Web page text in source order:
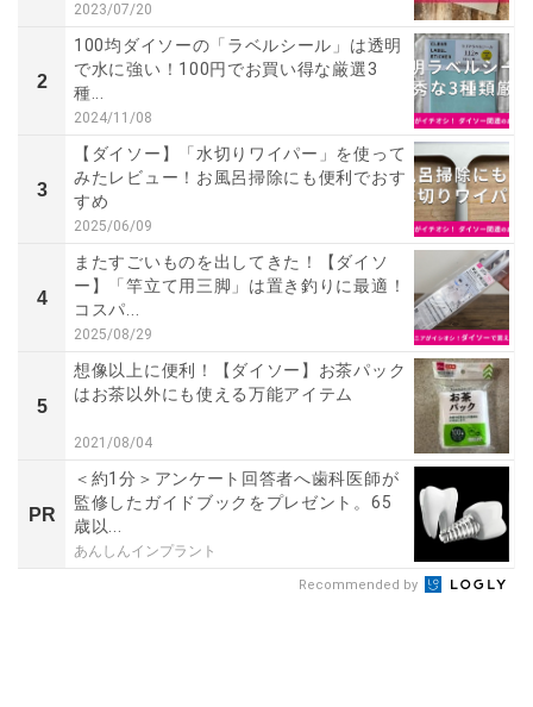
2023/07/20
2
100均ダイソーの「ラベルシール」は透明
で水に強い！100円でお買い得な厳選3
種...
2024/11/08
3
【ダイソー】「水切りワイパー」を使って
みたレビュー！お風呂掃除にも便利でおす
すめ
2025/06/09
4
またすごいものを出してきた！【ダイソ
ー】「竿立て用三脚」は置き釣りに最適！
コスパ...
2025/08/29
5
想像以上に便利！【ダイソー】お茶パック
はお茶以外にも使える万能アイテム
2021/08/04
PR
＜約1分＞アンケート回答者へ歯科医師が
監修したガイドブックをプレゼント。65
歳以...
あんしんインプラント
Recommended by